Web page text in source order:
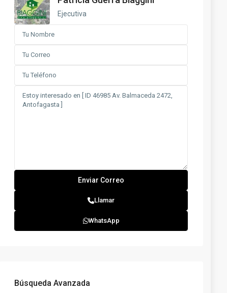
Ejecutiva
Llamar
WhatsApp
Búsqueda Avanzada